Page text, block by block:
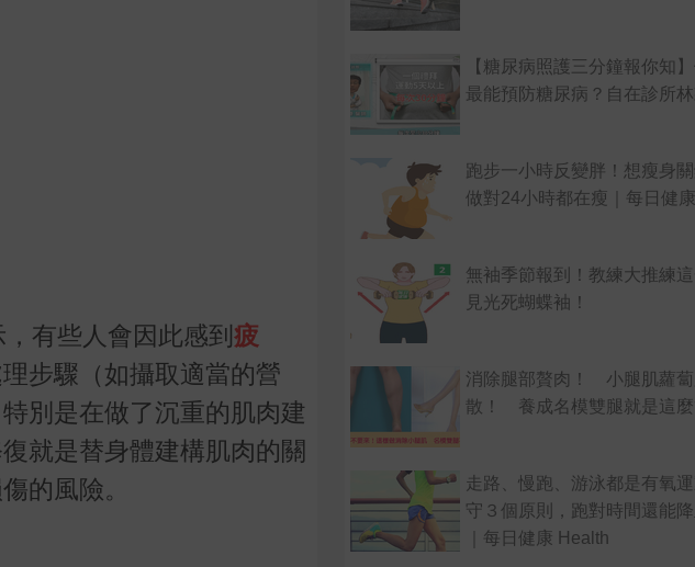
有些人會因此感到 疲
步驟（如攝取適當的營
別是在做了沉重的肌肉建
就是替身體建構肌肉的關
的風險。
【糖尿病照護三分鐘報你知
最能預防糖尿病？自在診所
跑步一小時反變胖！想瘦身
做對24小時都在瘦｜每日健
無袖季節報到！教練大推練
見光死蝴蝶袖！
消除腿部贅肉！ 小腿肌蘿
散！ 養成名模雙腿就是這
走路、慢跑、游泳都是有氧
守３個原則，跑對時間還能
｜每日健康 Health